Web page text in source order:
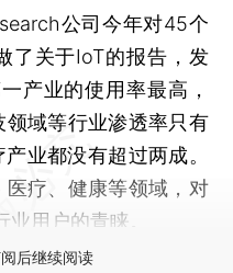
公司今年对45个
了关于IoT的报告，发
产业的使用率最高，
域等行业渗透率只有
业都没有超过两成。
疗、健康等领域，对
用户的青睐。
后继续阅读